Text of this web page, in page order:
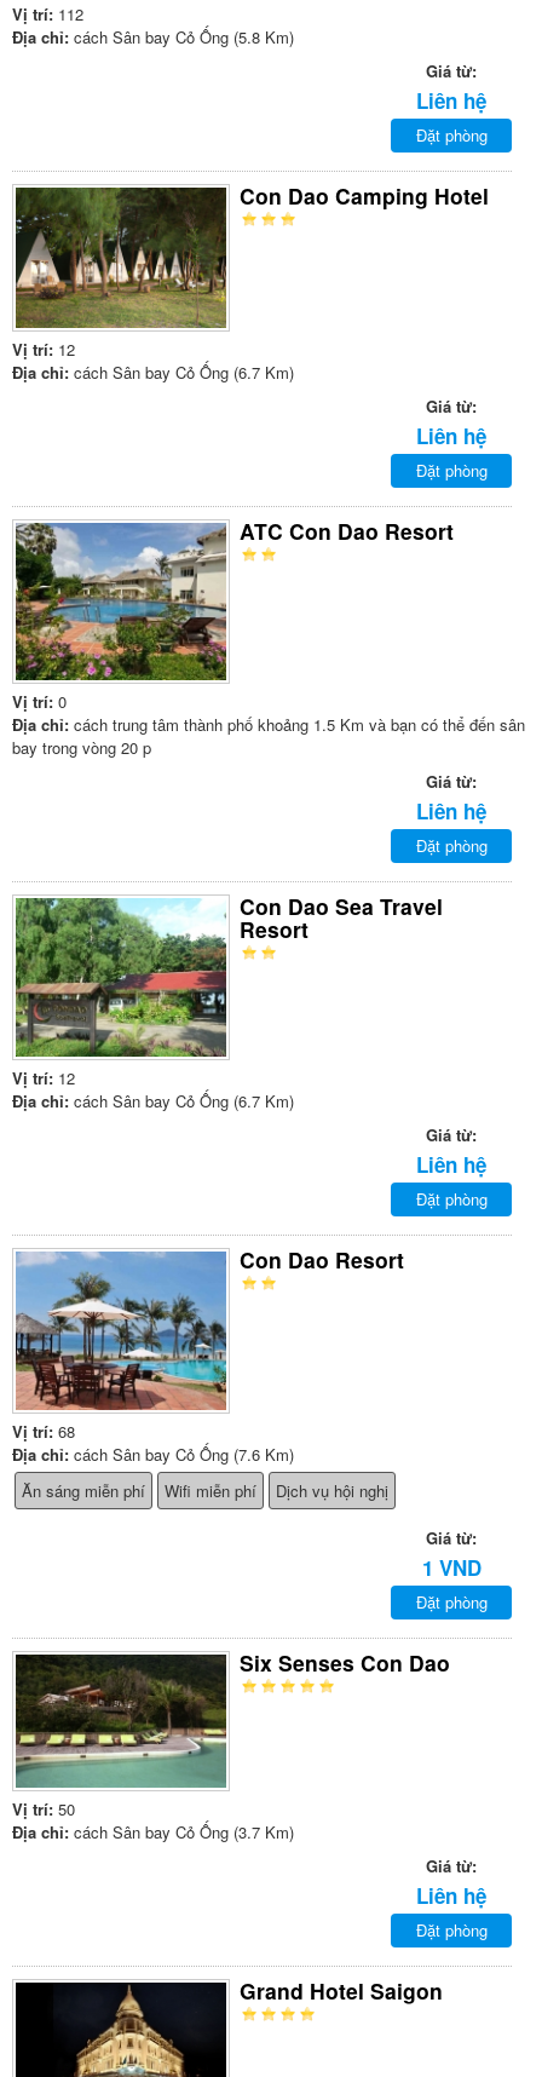
Vị trí: 112
Địa chỉ: cách Sân bay Cỏ Ống (5.8 Km)
Giá từ:
Liên hệ
Đặt phòng
Con Dao Camping Hotel
Vị trí: 12
Địa chỉ: cách Sân bay Cỏ Ống (6.7 Km)
Giá từ:
Liên hệ
Đặt phòng
ATC Con Dao Resort
Vị trí: 0
Địa chỉ: cách trung tâm thành phố khoảng 1.5 Km và bạn có thể đến sân
bay trong vòng 20 p
Giá từ:
Liên hệ
Đặt phòng
Con Dao Sea Travel
Resort
Vị trí: 12
Địa chỉ: cách Sân bay Cỏ Ống (6.7 Km)
Giá từ:
Liên hệ
Đặt phòng
Con Dao Resort
Vị trí: 68
Địa chỉ: cách Sân bay Cỏ Ống (7.6 Km)
Ăn sáng miễn phí
Wifi miễn phí Dịch vụ hội nghị
Giá từ:
1 VND
Đặt phòng
Six Senses Con Dao
Vị trí: 50
Địa chỉ: cách Sân bay Cỏ Ống (3.7 Km)
Giá từ:
Liên hệ
Đặt phòng
Grand Hotel Saigon